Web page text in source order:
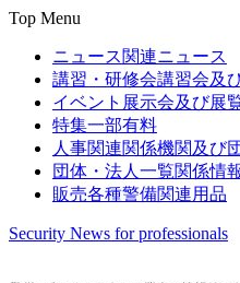
Top Menu
ニュース関連ニュース
講習・研修会講習会及
イベント 展示会及び展
特集一部有料
人事関連関係機関及び
団体・法人一覧関係情
販売各種警備関連用品
Security News for professionals